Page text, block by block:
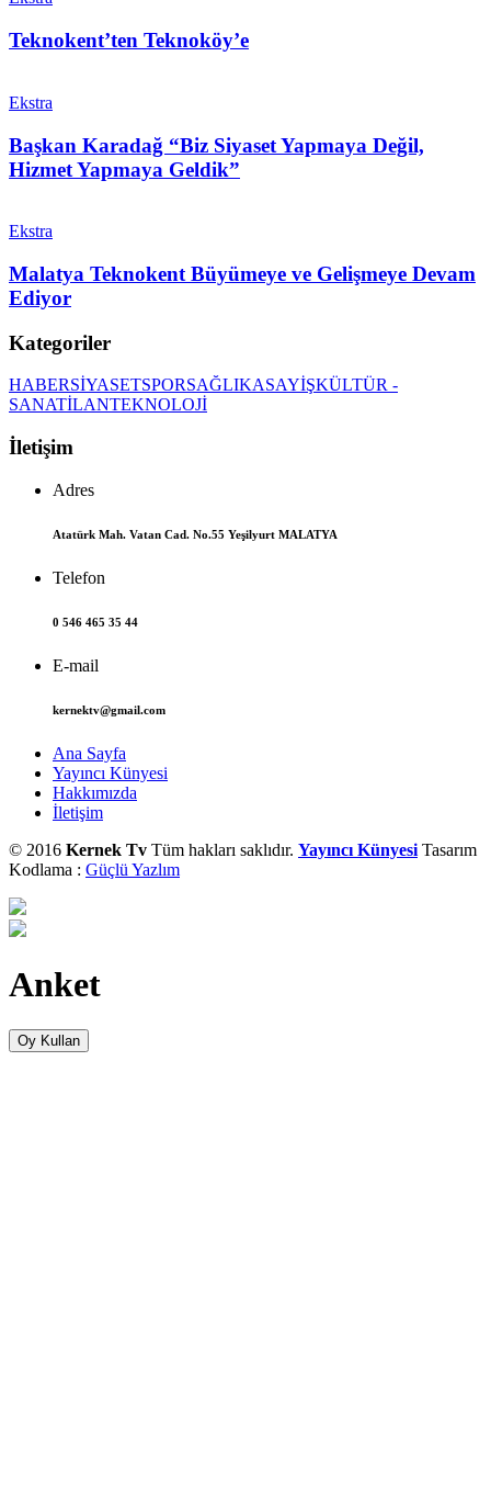
Teknokent’ten Teknoköy’e
Ekstra
Başkan Karadağ “Biz Siyaset Yapmaya Değil,
Hizmet Yapmaya Geldik”
Ekstra
Malatya Teknokent Büyümeye ve Gelişmeye Devam
Ediyor
Kategoriler
HABERSİYASETSPORSAĞLIKASAYİŞKÜLTÜR -
SANATİLANTEKNOLOJİ
İletişim
Adres
Atatürk Mah. Vatan Cad. No.55 Yeşilyurt MALATYA
Telefon
0 546 465 35 44
E-mail
kernektv@gmail.com
Ana Sayfa
Yayıncı Künyesi
Hakkımızda
İletişim
© 2016 Kernek Tv Tüm hakları saklıdır. Yayıncı Künyesi Tasarım
Kodlama : Güçlü Yazlım
Anket